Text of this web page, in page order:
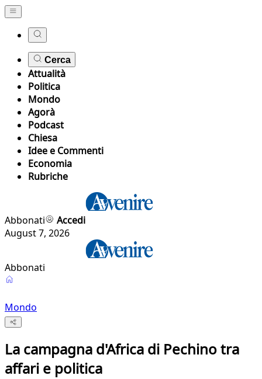
Cerca
Attualità
Politica
Mondo
Agorà
Podcast
Chiesa
Idee e Commenti
Economia
Rubriche
Abbonati
Accedi
August 7, 2026
Abbonati
Mondo
La campagna d'Africa di Pechino tra
affari e politica